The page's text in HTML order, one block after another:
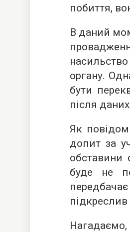
побиття,
В даний
органу.
бути
після
Як
допит за
обставини
буде не
підкреслив